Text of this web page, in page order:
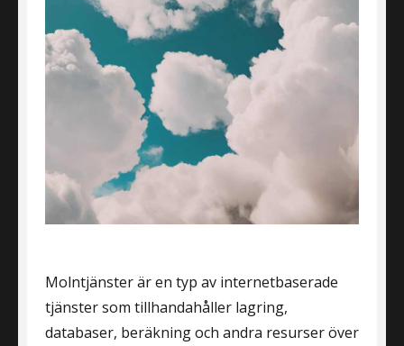
Molntjänster är en typ av internetbaserade
tjänster som tillhandahåller lagring,
databaser, beräkning och andra resurser över